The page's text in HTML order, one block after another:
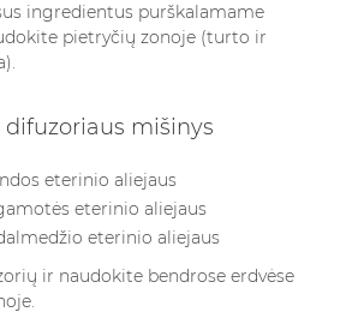
ingredientus purškalamame
pietryčių zonoje (turto ir
mišinys
eterinio aliejaus
eterinio aliejaus
eterinio aliejaus
ir naudokite bendrose erdvėse